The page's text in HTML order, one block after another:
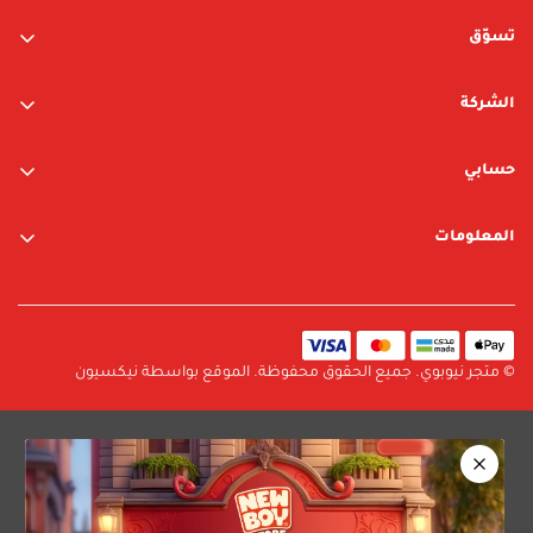
تسوّق
متجر نيوبوي
العلامات التجارية
الشركة
حسابي
المعلومات
سياسة الإرجاع والتبديل
الأسئلة الشائعة
© متجر نيوبوي. جميع الحقوق محفوظة. الموقع بواسطة نيكسيون